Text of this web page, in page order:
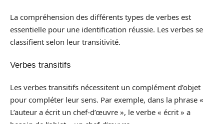
La compréhension des différents types de verbes est
essentielle pour une identification réussie. Les verbes se
classifient selon leur transitivité.
Verbes transitifs
Les verbes transitifs nécessitent un complément d’objet
pour compléter leur sens. Par exemple, dans la phrase «
L’auteur a écrit un chef-d’œuvre », le verbe « écrit » a